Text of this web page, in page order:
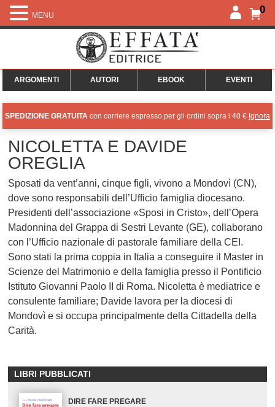
0
ARGOMENTI AUTORI EBOOK EVENTI
SPEDIZIONE GRATUITA con corriere espresso per gli ordini sopra i 40 € Ignora
NICOLETTA E DAVIDE
OREGLIA
Sposati da vent’anni, cinque figli, vivono a Mondovì (CN),
dove sono responsabili dell’Ufficio famiglia diocesano.
Presidenti dell’associazione «Sposi in Cristo», dell’Opera
Madonnina del Grappa di Sestri Levante (GE), collaborano
con l’Ufficio nazionale di pastorale familiare della CEI.
Sono stati la prima coppia in Italia a conseguire il Master in
Scienze del Matrimonio e della famiglia presso il Pontificio
Istituto Giovanni Paolo II di Roma. Nicoletta è mediatrice e
consulente familiare; Davide lavora per la diocesi di
Mondovì e si occupa principalmente della Cittadella della
Carità.
LIBRI PUBBLICATI
DIRE FARE PREGARE
MENU